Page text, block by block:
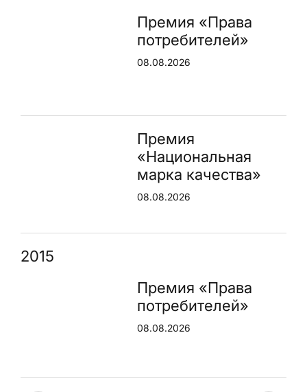
Премия «Права
потребителей»
08.08.2026
Премия
«Национальная
марка качества»
08.08.2026
2015
Премия «Права
потребителей»
08.08.2026